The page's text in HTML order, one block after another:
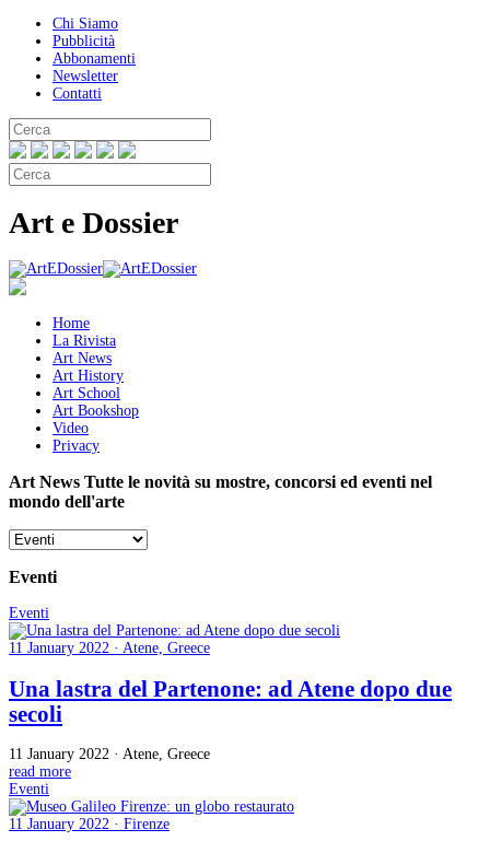
Chi Siamo
Pubblicità
Abbonamenti
Newsletter
Contatti
Art e Dossier
Home
La Rivista
Art News
Art History
Art School
Art Bookshop
Video
Privacy
Art News Tutte le novità su mostre, concorsi ed eventi nel
mondo dell'arte
Eventi
Eventi
11 January 2022 · Atene, Greece
Una lastra del Partenone: ad Atene dopo due
secoli
11 January 2022 · Atene, Greece
read more
Eventi
11 January 2022 · Firenze